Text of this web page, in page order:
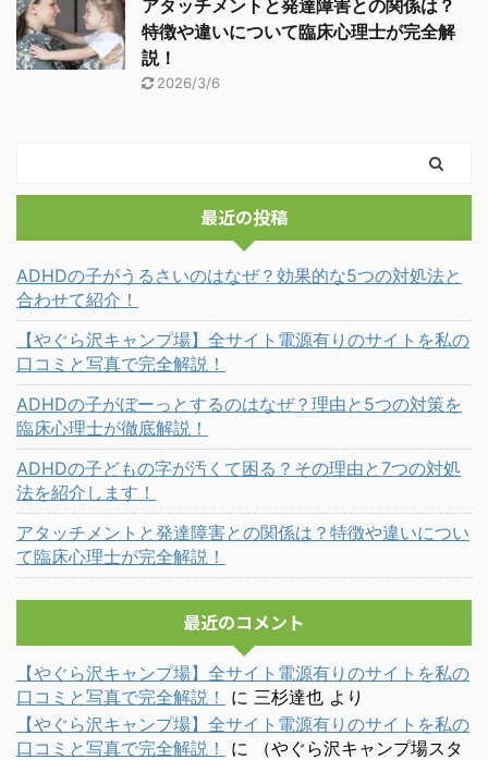
アタッチメントと発達障害との関係は？
特徴や違いについて臨床心理士が完全解
説！
2026/3/6
最近の投稿
ADHDの子がうるさいのはなぜ？効果的な5つの対処法と
合わせて紹介！
【やぐら沢キャンプ場】全サイト電源有りのサイトを私の
口コミと写真で完全解説！
ADHDの子がぼーっとするのはなぜ？理由と5つの対策を
臨床心理士が徹底解説！
ADHDの子どもの字が汚くて困る？その理由と7つの対処
法を紹介します！
アタッチメントと発達障害との関係は？特徴や違いについ
て臨床心理士が完全解説！
最近のコメント
【やぐら沢キャンプ場】全サイト電源有りのサイトを私の
口コミと写真で完全解説！
に 三杉達也 より
【やぐら沢キャンプ場】全サイト電源有りのサイトを私の
口コミと写真で完全解説！
に
（やぐら沢キャンプ場スタ